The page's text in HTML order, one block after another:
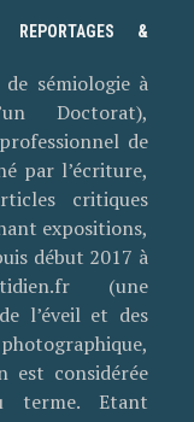
REPORTAGES &
sémiologie à
Doctorat),
de
par l’écriture,
critiques
expositions,
début 2017 à
(une
l’éveil et des
est considérée
terme. Etant